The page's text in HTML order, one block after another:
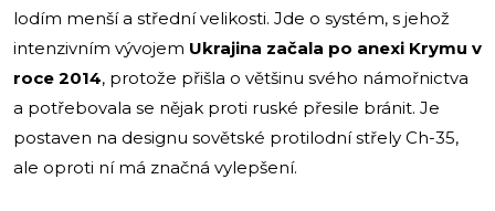
lodím menší a střední velikosti. Jde o systém, s jehož
intenzivním vývojem Ukrajina začala po anexi Krymu v
roce 2014, protože přišla o většinu svého námořnictva
a potřebovala se nějak proti ruské přesile bránit. Je
postaven na designu sovětské protilodní střely Ch-35,
ale oproti ní má značná vylepšení.